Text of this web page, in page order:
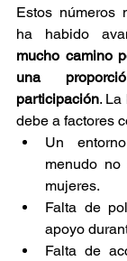
Estos números
ha habido
mucho camino
una
participación. La
debe a factores
Un
menudo
mujeres.
Falta de
apoyo
Falta de